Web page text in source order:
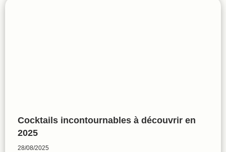
Cocktails incontournables à découvrir en
2025
28/08/2025